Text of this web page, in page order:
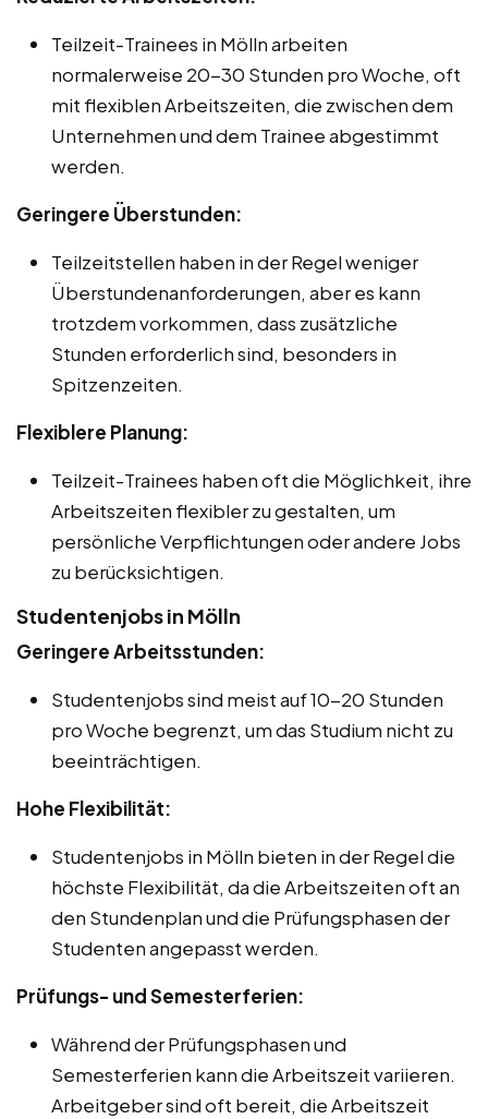
Teilzeit-Trainees in Mölln arbeiten
normalerweise 20-30 Stunden pro Woche, oft
mit flexiblen Arbeitszeiten, die zwischen dem
Unternehmen und dem Trainee abgestimmt
werden.
Geringere Überstunden:
Teilzeitstellen haben in der Regel weniger
Überstundenanforderungen, aber es kann
trotzdem vorkommen, dass zusätzliche
Stunden erforderlich sind, besonders in
Spitzenzeiten.
Flexiblere Planung:
Teilzeit-Trainees haben oft die Möglichkeit, ihre
Arbeitszeiten flexibler zu gestalten, um
persönliche Verpflichtungen oder andere Jobs
zu berücksichtigen.
Studentenjobs in Mölln
Geringere Arbeitsstunden:
Studentenjobs sind meist auf 10-20 Stunden
pro Woche begrenzt, um das Studium nicht zu
beeinträchtigen.
Hohe Flexibilität:
Studentenjobs in Mölln bieten in der Regel die
höchste Flexibilität, da die Arbeitszeiten oft an
den Stundenplan und die Prüfungsphasen der
Studenten angepasst werden.
Prüfungs- und Semesterferien:
Während der Prüfungsphasen und
Semesterferien kann die Arbeitszeit variieren.
Arbeitgeber sind oft bereit, die Arbeitszeit